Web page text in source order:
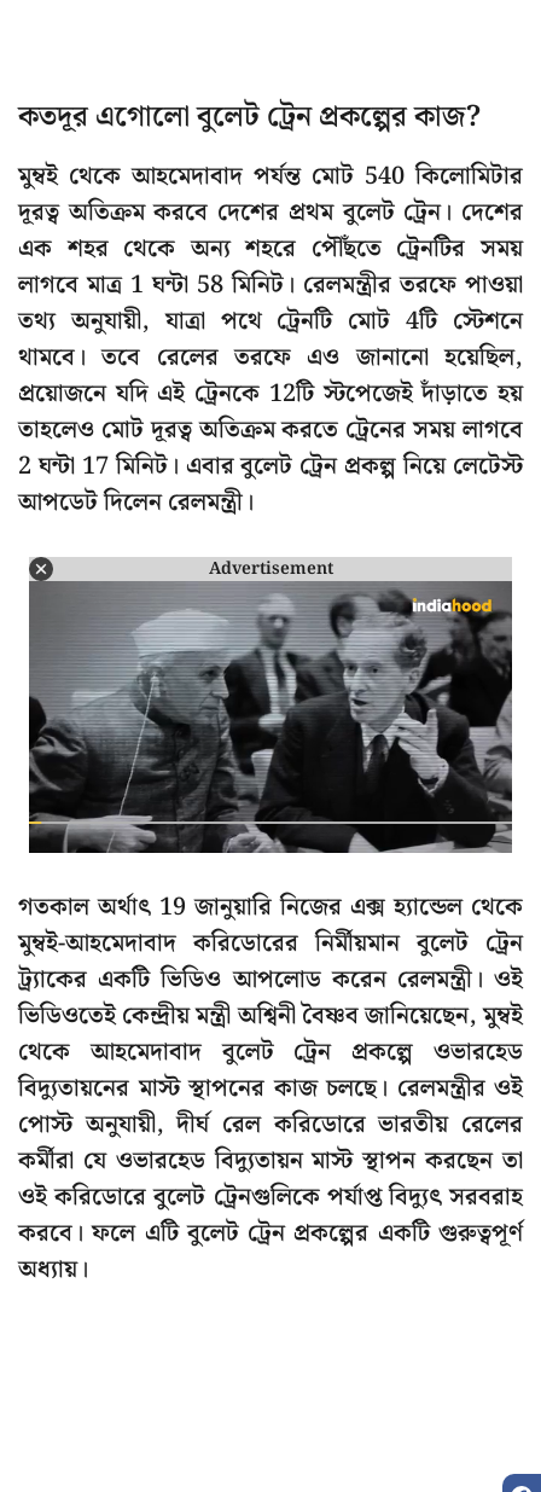
কতদূর এগোলো বুলেট ট্রেন প্রকল্পের কাজ?
মুম্বই থেকে আহমেদাবাদ পর্যন্ত মোট 540 কিলোমিটার
দূরত্ব অতিক্রম করবে দেশের প্রথম বুলেট ট্রেন। দেশের
এক শহর থেকে অন্য শহরে পৌঁছতে ট্রেনটির সময়
লাগবে মাত্র 1 ঘন্টা 58 মিনিট। রেলমন্ত্রীর তরফে পাওয়া
তথ্য অনুযায়ী, যাত্রা পথে ট্রেনটি মোট 4টি স্টেশনে
থামবে। তবে রেলের তরফে এও জানানো হয়েছিল,
প্রয়োজনে যদি এই ট্রেনকে 12টি স্টপেজেই দাঁড়াতে হয়
তাহলেও মোট দূরত্ব অতিক্রম করতে ট্রেনের সময় লাগবে
2 ঘন্টা 17 মিনিট। এবার বুলেট ট্রেন প্রকল্প নিয়ে লেটেস্ট
আপডেট দিলেন রেলমন্ত্রী।
Advertisement
গতকাল অর্থাৎ 19 জানুয়ারি নিজের এক্স হ্যান্ডেল থেকে
মুম্বই-আহমেদাবাদ করিডোরের নির্মীয়মান বুলেট ট্রেন
ট্র্যাকের একটি ভিডিও আপলোড করেন রেলমন্ত্রী। ওই
ভিডিওতেই কেন্দ্রীয় মন্ত্রী অশ্বিনী বৈষ্ণব জানিয়েছেন, মুম্বই
থেকে আহমেদাবাদ বুলেট ট্রেন প্রকল্পে ওভারহেড
বিদ্যুতায়নের মাস্ট স্থাপনের কাজ চলছে। রেলমন্ত্রীর ওই
পোস্ট অনুযায়ী, দীর্ঘ রেল করিডোরে ভারতীয় রেলের
কর্মীরা যে ওভারহেড বিদ্যুতায়ন মাস্ট স্থাপন করছেন তা
ওই করিডোরে বুলেট ট্রেনগুলিকে পর্যাপ্ত বিদ্যুৎ সরবরাহ
করবে। ফলে এটি বুলেট ট্রেন প্রকল্পের একটি গুরুত্বপূর্ণ
অধ্যায়।